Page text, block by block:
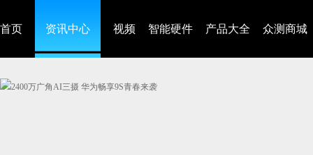
首页 资讯中心 视频 智能硬件 产品大全 众测商城